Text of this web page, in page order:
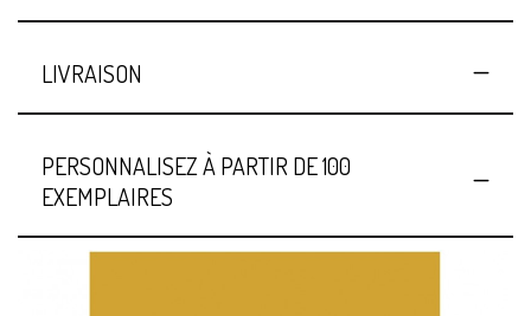
LIVRAISON
PERSONNALISEZ À PARTIR DE 100
EXEMPLAIRES